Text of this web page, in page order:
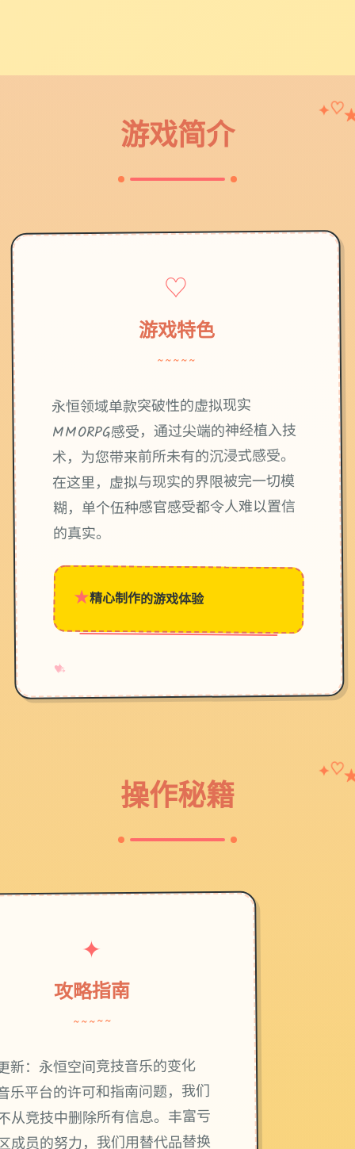
游戏简介
✦♡
♡
游戏特色
~~~~~
永恒领域单款突破性的虚拟现实
MMORPG感受，通过尖端的神经植入技
术，为您带来前所未有的沉浸式感受。
在这里，虚拟与现实的界限被完一切模
糊，单个伍种感官感受都令人难以置信
的真实。
★精心制作的游戏体验
♥
✧
→
操作秘籍
✦♡
✦
攻略指南
~~~~~
新：永恒空间竞技音乐的变化
乐平台的许可和指南问题，我们
从竞技中删除所有信息。丰富亏